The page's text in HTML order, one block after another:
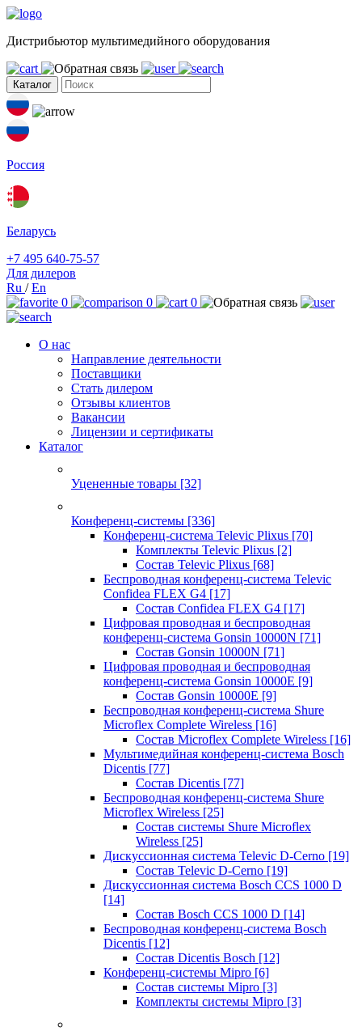
Дистрибьютор мультимедийного оборудования
Каталог
Россия
Беларусь
+7 495 640-75-57
Для дилеров
Ru /En
0
0 0
О нас
Направление деятельности
Поставщики
Стать дилером
Отзывы клиентов
Вакансии
Лицензии и сертификаты
Каталог
Уцененные товары [32]
Конференц-системы [336]
Конференц-система Televic Plixus [70]
Комплекты Televic Plixus [2]
Состав Televic Plixus [68]
Беспроводная конференц-система Televic
Confidea FLEX G4 [17]
Состав Confidea FLEX G4 [17]
Цифровая проводная и беспроводная
конференц-система Gonsin 10000N [71]
Состав Gonsin 10000N [71]
Цифровая проводная и беспроводная
конференц-система Gonsin 10000E [9]
Состав Gonsin 10000E [9]
Беспроводная конференц-система Shure
Microflex Complete Wireless [16]
Состав Microflex Complete Wireless [16]
Мультимедийная конференц-система Bosch
Dicentis [77]
Состав Dicentis [77]
Беспроводная конференц-система Shure
Microflex Wireless [25]
Состав системы Shure Microflex
Wireless [25]
Дискуссионная система Televic D-Cerno [19]
Состав Televic D-Cerno [19]
Дискуссионная система Bosch CCS 1000 D
[14]
Состав Bosch CCS 1000 D [14]
Беспроводная конференц-система Bosch
Dicentis [12]
Состав Dicentis Bosch [12]
Конференц-системы Mipro [6]
Состав системы Mipro [3]
Комплекты системы Mipro [3]